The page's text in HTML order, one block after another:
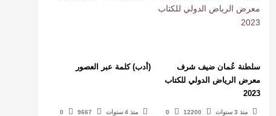
سلطنة عُمان ضيف شرف
معرض الرياض الدولي للكتاب
2023
منذ 3 سنوات 12200
0
(أدب) كلمة عبر العصور
منذ 4 سنوات 9667
0